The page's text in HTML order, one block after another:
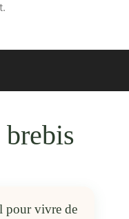
pour vivre de